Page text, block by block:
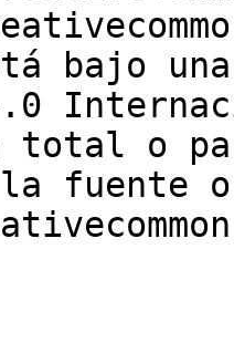
bajo
total o
la fuente